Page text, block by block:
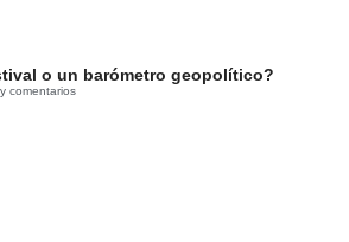
o un barómetro geopolítico?
comentarios